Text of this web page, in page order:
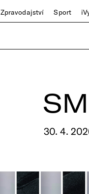
Zpravodajství Sport
30. 4.